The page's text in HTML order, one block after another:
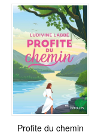
Profite du chemin